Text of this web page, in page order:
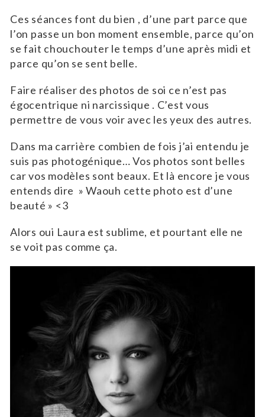
Ces séances font du bien , d’une part parce que
l’on passe un bon moment ensemble, parce qu’on
se fait chouchouter le temps d’une après midi et
parce qu’on se sent belle.
Faire réaliser des photos de soi ce n’est pas
égocentrique ni narcissique . C’est vous
permettre de vous voir avec les yeux des autres.
Dans ma carrière combien de fois j’ai entendu je
suis pas photogénique… Vos photos sont belles
car vos modèles sont beaux. Et là encore je vous
entends dire » Waouh cette photo est d’une
beauté » <3
Alors oui Laura est sublime, et pourtant elle ne
se voit pas comme ça.